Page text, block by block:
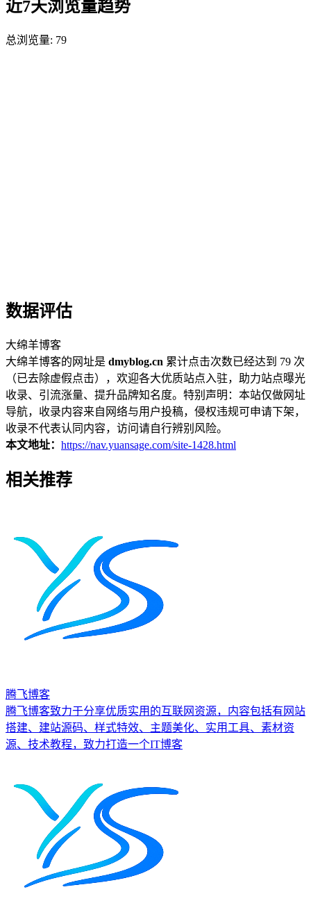
近7天浏览量趋势
总浏览量: 79
数据评估
大绵羊博客
大绵羊博客的网址是 dmyblog.cn 累计点击次数已经达到 79 次
（已去除虚假点击），欢迎各大优质站点入驻，助力站点曝光
收录、引流涨量、提升品牌知名度。特别声明：本站仅做网址
导航，收录内容来自网络与用户投稿，侵权违规可申请下架，
收录不代表认同内容，访问请自行辨别风险。
本文地址： https://nav.yuansage.com/site-1428.html
相关推荐
腾飞博客
腾飞博客致力于分享优质实用的互联网资源，内容包括有网站
搭建、建站源码、样式特效、主题美化、实用工具、素材资
源、技术教程，致力打造一个IT博客